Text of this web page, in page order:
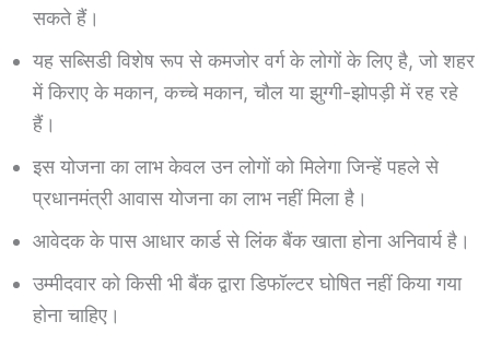
सकते हैं।
यह सब्सिडी विशेष रूप से कमजोर वर्ग के लोगों के लिए है, जो शहर
में किराए के मकान, कच्चे मकान, चौल या झुग्गी-झोपड़ी में रह रहे
हैं।
इस योजना का लाभ केवल उन लोगों को मिलेगा जिन्हें पहले से
प्रधानमंत्री आवास योजना का लाभ नहीं मिला है।
आवेदक के पास आधार कार्ड से लिंक बैंक खाता होना अनिवार्य है।
उम्मीदवार को किसी भी बैंक द्वारा डिफॉल्टर घोषित नहीं किया गया
होना चाहिए।